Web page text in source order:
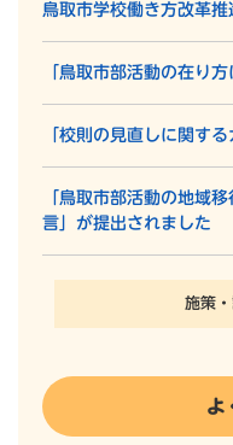
鳥取市学校働き方改革
「鳥取市部活動の在り
「校則の見直しに関す
「鳥取市部活動の地域
言」が提出されました
施策
よ